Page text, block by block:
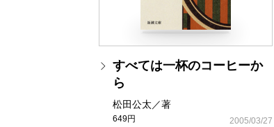
すべては一杯のコーヒーか
ら
松田公太／著
649円
2005/03/27